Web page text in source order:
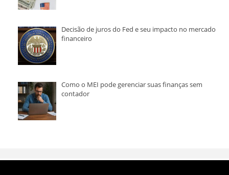
Decisão de juros do Fed e seu impacto no mercado
financeiro
Como o MEI pode gerenciar suas finanças sem
contador